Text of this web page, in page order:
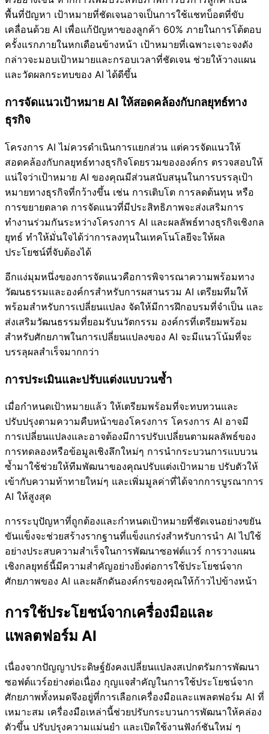
พื้นที่ปัญหา เป้าหมายที่ชัดเจนอาจเป็นการใช้แชทบ็อตที่ขับ
เคลื่อนด้วย AI เพื่อแก้ปัญหาของลูกค้า 60% ภายในการโต้ตอบ
ครั้งแรกภายในหกเดือนข้างหน้า เป้าหมายที่เฉพาะเจาะจงดัง
กล่าวจะมอบเป้าหมายและกรอบเวลาที่ชัดเจน ช่วยให้วางแผน
และวัดผลกระทบของ AI ได้ดีขึ้น
การจัดแนวเป้าหมาย AI ให้สอดคล้องกับกลยุทธ์ทาง
ธุรกิจ
โครงการ AI ไม่ควรดำเนินการแยกส่วน แต่ควรจัดแนวให้
สอดคล้องกับกลยุทธ์ทางธุรกิจโดยรวมขององค์กร ตรวจสอบให้
แน่ใจว่าเป้าหมาย AI ของคุณมีส่วนสนับสนุนในการบรรลุเป้า
หมายทางธุรกิจที่กว้างขึ้น เช่น การเติบโต การลดต้นทุน หรือ
การขยายตลาด การจัดแนวที่มีประสิทธิภาพจะส่งเสริมการ
ทำงานร่วมกันระหว่างโครงการ AI และผลลัพธ์ทางธุรกิจเชิงกล
ยุทธ์ ทำให้มั่นใจได้ว่าการลงทุนในเทคโนโลยีจะให้ผล
ประโยชน์ที่จับต้องได้
อีกแง่มุมหนึ่งของการจัดแนวคือการพิจารณาความพร้อมทาง
วัฒนธรรมและองค์กรสำหรับการผสานรวม AI เตรียมทีมให้
พร้อมสำหรับการเปลี่ยนแปลง จัดให้มีการฝึกอบรมที่จำเป็น และ
ส่งเสริมวัฒนธรรมที่ยอมรับนวัตกรรม องค์กรที่เตรียมพร้อม
สำหรับศักยภาพในการเปลี่ยนแปลงของ AI จะมีแนวโน้มที่จะ
บรรลุผลสำเร็จมากกว่า
การประเมินและปรับแต่งแบบวนซ้ำ
เมื่อกำหนดเป้าหมายแล้ว ให้เตรียมพร้อมที่จะทบทวนและ
ปรับปรุงตามความคืบหน้าของโครงการ โครงการ AI อาจมี
การเปลี่ยนแปลงและอาจต้องมีการปรับเปลี่ยนตามผลลัพธ์ของ
การทดลองหรือข้อมูลเชิงลึกใหม่ๆ การนำกระบวนการแบบวน
ซ้ำมาใช้ช่วยให้ทีมพัฒนาของคุณปรับแต่งเป้าหมาย ปรับตัวให้
เข้ากับความท้าทายใหม่ๆ และเพิ่มมูลค่าที่ได้จากการบูรณาการ
AI ให้สูงสุด
การระบุปัญหาที่ถูกต้องและกำหนดเป้าหมายที่ชัดเจนอย่างขยัน
ขันแข็งจะช่วยสร้างรากฐานที่แข็งแกร่งสำหรับการนำ AI ไปใช้
อย่างประสบความสำเร็จในการพัฒนาซอฟต์แวร์ การวางแผน
เชิงกลยุทธ์นี้มีความสำคัญอย่างยิ่งต่อการใช้ประโยชน์จาก
ศักยภาพของ AI และผลักดันองค์กรของคุณให้ก้าวไปข้างหน้า
การใช้ประโยชน์จากเครื่องมือและ
แพลตฟอร์ม AI
เนื่องจากปัญญาประดิษฐ์ยังคงเปลี่ยนแปลงสเปกตรัมการพัฒนา
ซอฟต์แวร์อย่างต่อเนื่อง กุญแจสำคัญในการใช้ประโยชน์จาก
ศักยภาพทั้งหมดจึงอยู่ที่การเลือกเครื่องมือและแพลตฟอร์ม AI ที่
เหมาะสม เครื่องมือเหล่านี้ช่วยปรับกระบวนการพัฒนาให้คล่อง
ตัวขึ้น ปรับปรุงความแม่นยำ และเปิดใช้งานฟังก์ชันใหม่ ๆ